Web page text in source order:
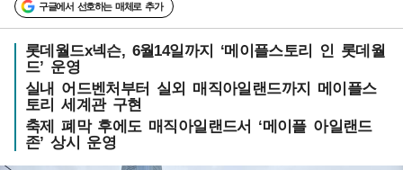
구글에서 선호하는 매체로 추가
롯데월드x넥슨, 6월14일까지 ‘메이플스토리 인 롯데월
드’ 운영
실내 어드벤처부터 실외 매직아일랜드까지 메이플스
토리 세계관 구현
축제 폐막 후에도 매직아일랜드서 ‘메이플 아일랜드
존’ 상시 운영